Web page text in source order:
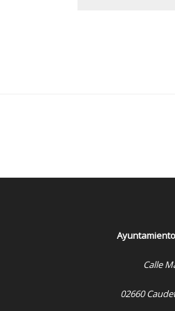
Calle
02660